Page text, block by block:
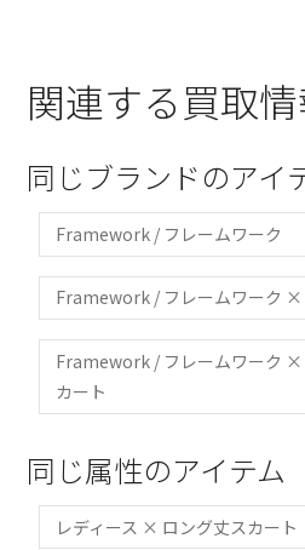
関連する買取
同じブランドのアイ
Framework / フレームワーク
Framework / フレームワーク ×
Framework / フレームワーク ×
カート
同じ属性のアイテム
レディース × ロング丈スカート